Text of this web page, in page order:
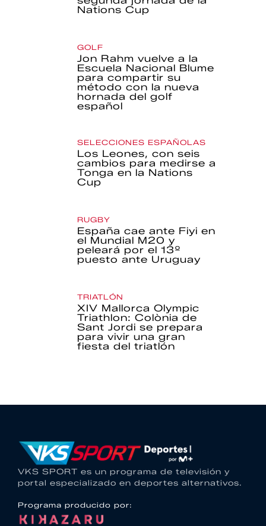
Nations Cup
GOLF
Jon Rahm vuelve a la
Escuela Nacional Blume
para compartir su
método con la nueva
hornada del golf
español
SELECCIONES ESPAÑOLAS
Los Leones, con seis
cambios para medirse a
Tonga en la Nations
Cup
RUGBY
España cae ante Fiyi en
el Mundial M20 y
peleará por el 13º
puesto ante Uruguay
TRIATLÓN
XIV Mallorca Olympic
Triathlon: Colònia de
Sant Jordi se prepara
para vivir una gran
fiesta del triatlón
VKS SPORT es un programa de televisión y
portal especializado en deportes alternativos.
Programa producido por: